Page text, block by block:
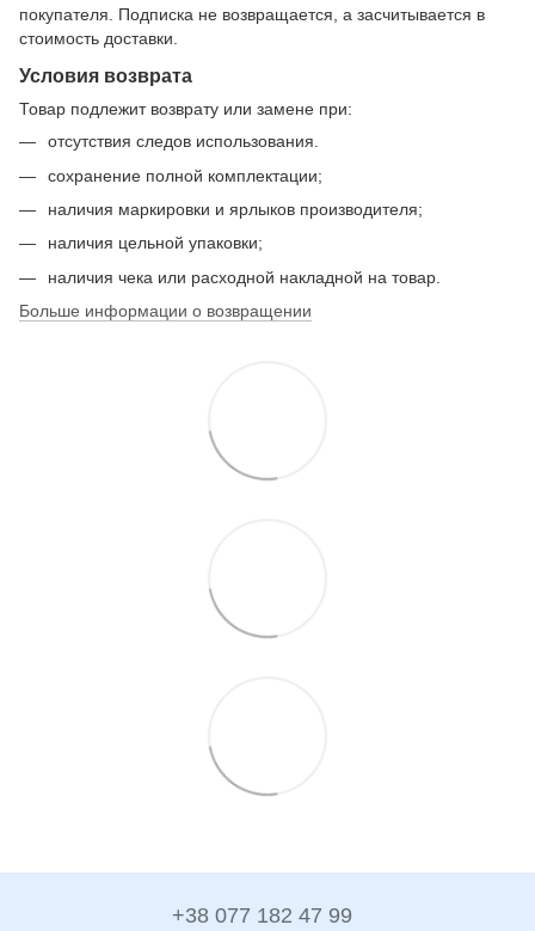
покупателя. Подписка не возвращается, а засчитывается в
стоимость доставки.
Условия возврата
Товар подлежит возврату или замене при:
отсутствия следов использования.
сохранение полной комплектации;
наличия маркировки и ярлыков производителя;
наличия цельной упаковки;
наличия чека или расходной накладной на товар.
Больше информации о возвращении
+38 077 182 47 99